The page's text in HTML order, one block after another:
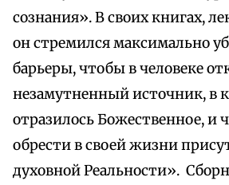
сознания». В своих книгах,
он стремился максимально
барьеры, чтобы в человеке
незамутненный источник, в
отразилось Божественное, и
обрести в своей жизни
духовной Реальности».